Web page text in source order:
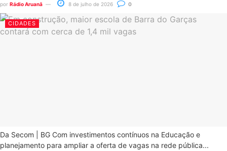
por Rádio Aruanã 8 de julho de 2026 0
CIDADES
Da Secom | BG Com investimentos contínuos na Educação e
planejamento para ampliar a oferta de vagas na rede pública...